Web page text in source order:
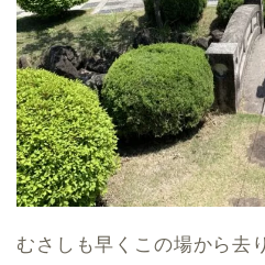
むさしも早くこの場から去